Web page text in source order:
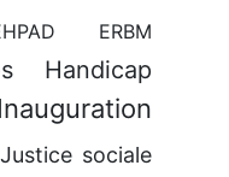
ERBM
Handicap
Inauguration
Justice sociale